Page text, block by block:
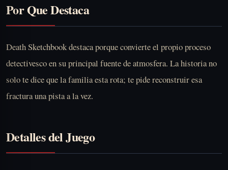
Por Que Destaca
Death Sketchbook destaca porque convierte el propio proceso
detectivesco en su principal fuente de atmosfera. La historia no
solo te dice que la familia esta rota; te pide reconstruir esa
fractura una pista a la vez.
Detalles del Juego